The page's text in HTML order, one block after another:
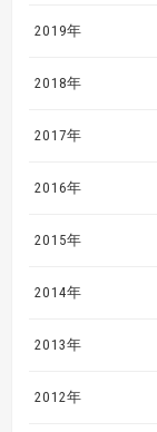
2019年
2018年
2017年
2016年
2015年
2014年
2013年
2012年